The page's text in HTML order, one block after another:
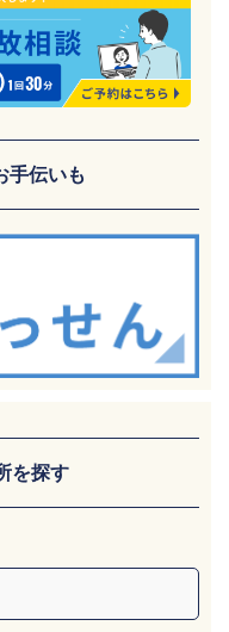
手伝いも
を探す